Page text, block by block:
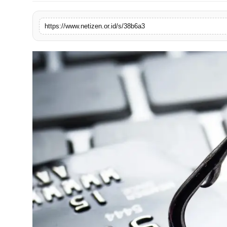
https://www.netizen.or.id/s/38b6a3